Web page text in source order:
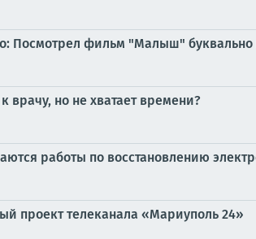
Посмотрел фильм "Малыш" буквально
врачу, но не хватает времени?
работы по восстановлению
проект телеканала «Мариуполь 24»